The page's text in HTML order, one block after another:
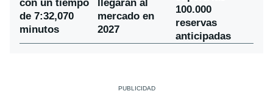
con un tiempo
de 7:32,070
minutos
llegarán al
mercado en
2027
100.000
reservas
anticipadas